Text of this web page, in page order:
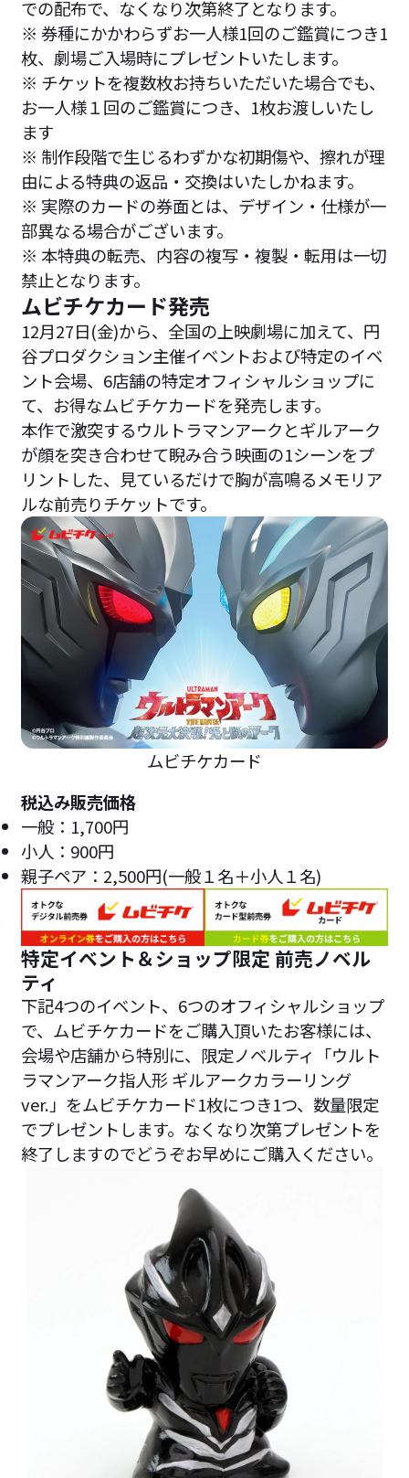
での配布で、なくなり次第終了となります。
※ 券種にかかわらずお一人様1回のご鑑賞につき1
枚、劇場ご入場時にプレゼントいたします。
※ チケットを複数枚お持ちいただいた場合でも、
お一人様１回のご鑑賞につき、1枚お渡しいたし
ます
※ 制作段階で生じるわずかな初期傷や、擦れが理
由による特典の返品・交換はいたしかねます。
※ 実際のカードの券面とは、デザイン・仕様が一
部異なる場合がございます。
※ 本特典の転売、内容の複写・複製・転用は一切
禁止となります。
ムビチケカード発売
12月27日(金)から、全国の上映劇場に加えて、円
谷プロダクション主催イベントおよび特定のイベ
ント会場、6店舗の特定オフィシャルショップに
て、お得なムビチケカードを発売します。
本作で激突するウルトラマンアークとギルアーク
が顔を突き合わせて睨み合う映画の1シーンをプ
リントした、見ているだけで胸が高鳴るメモリア
ルな前売りチケットです。
ムビチケカード
税込み販売価格
一般：1,700円
小人：900円
親子ペア：2,500円(一般１名＋小人１名)
特定イベント＆ショップ限定 前売ノベル
ティ
下記4つのイベント、6つのオフィシャルショップ
で、ムビチケカードをご購入頂いたお客様には、
会場や店舗から特別に、限定ノベルティ「ウルト
ラマンアーク指人形 ギルアークカラーリング
ver.」をムビチケカード1枚につき1つ、数量限定
でプレゼントします。なくなり次第プレゼントを
終了しますのでどうぞお早めにご購入ください。